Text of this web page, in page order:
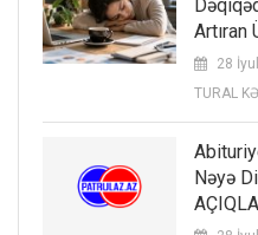
Artıran
28
TURAL
Nəyə